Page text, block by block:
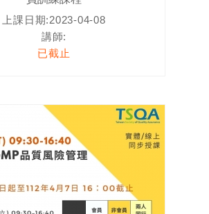
上課日期:2023-04-08
講師:
已截止